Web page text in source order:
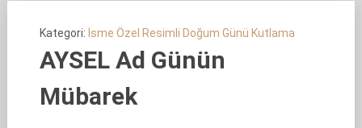
Kategori: İsme Özel Resimli Doğum Günü Kutlama
AYSEL Ad Günün
Mübarek